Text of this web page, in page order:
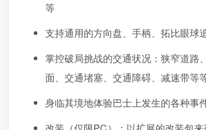
等
支持通用的方向盘、手柄、拓比眼球
掌控破局挑战的交通状况：狭窄道路
面、交通堵塞、交通障碍、减速带等
身临其境地体验巴士上发生的各种事